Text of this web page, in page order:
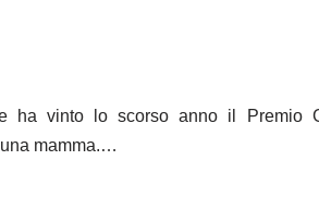
ha vinto lo scorso anno il Premio
mamma.…